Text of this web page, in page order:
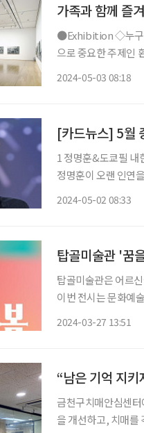
가족과 함께 즐
●Exhibition ◇누구의 숲, 누구의 세계 일정 6월 2일까지 장소 대구미술관 전시는 전 지구적
으로 중요한 주제인
2024-05-03 08:18
[카드뉴스] 5월
1 정명훈&도쿄필 내
정명훈이 오랜 인연
2024-05-02 08:33
탑골미술관 '꿈
탑골미술관은 어르
이번 전시는 문화예
2024-03-27 13:51
“남은 기억 지
금천구치매안심센
을 개선하고, 치매를